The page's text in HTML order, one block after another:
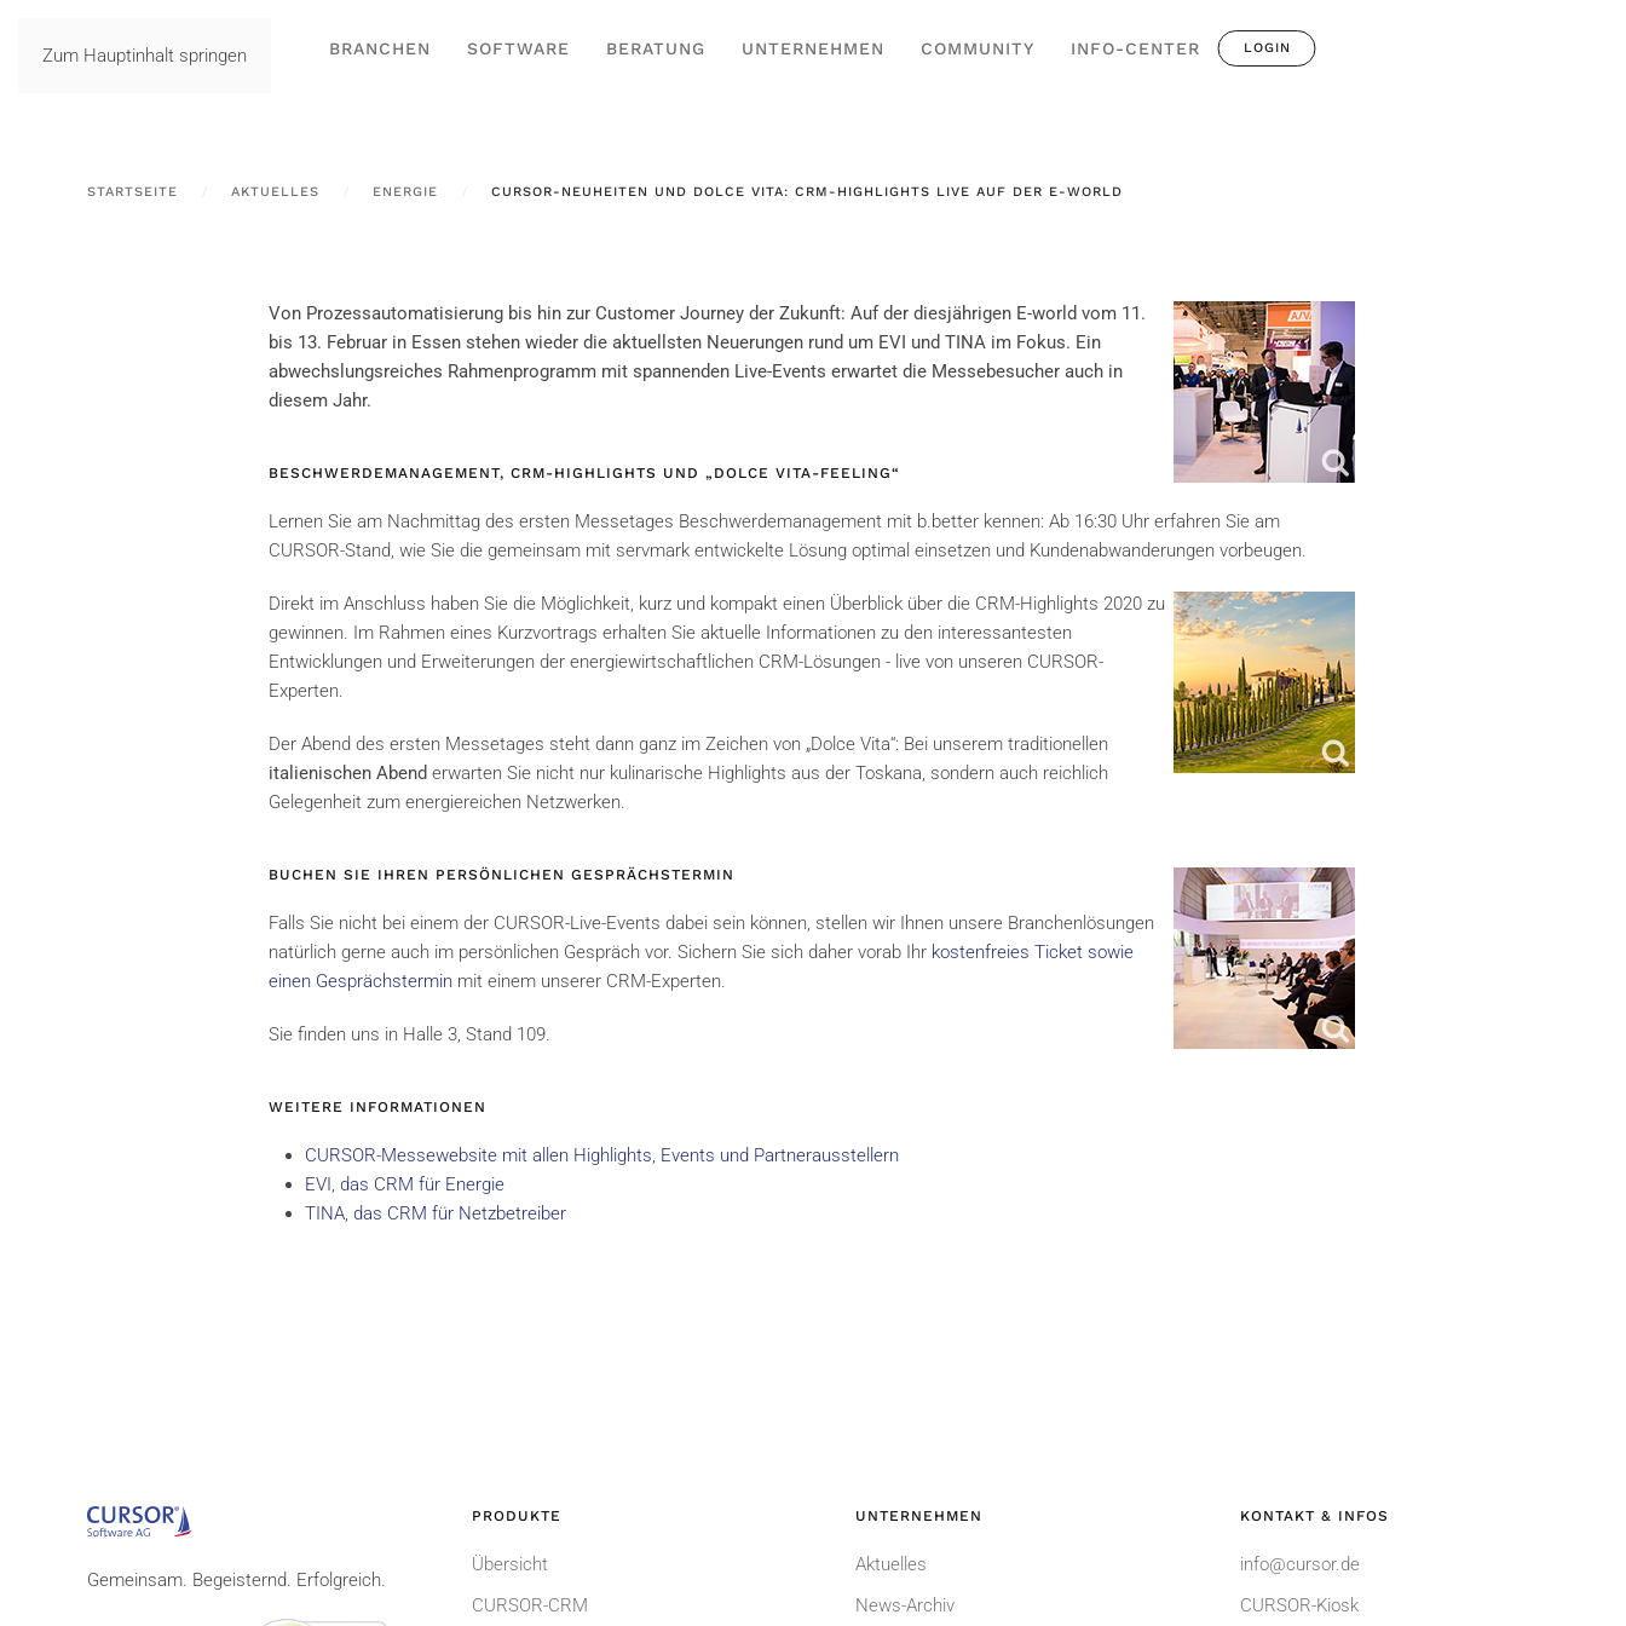
Zum Hauptinhalt springen BRANCHEN SOFTWARE BERATUNG UNTERNEHMEN COMMUNITY INFO-CENTER LOGIN
STARTSEITE AKTUELLES ENERGIE CURSOR-NEUHEITEN UND DOLCE VITA: CRM-HIGHLIGHTS LIVE AUF DER E-WORLD
Von Prozessautomatisierung bis hin zur Customer Journey der Zukunft: Auf der diesjährigen E-world vom 11.
bis 13. Februar in Essen stehen wieder die aktuellsten Neuerungen rund um EVI und TINA im Fokus. Ein
abwechslungsreiches Rahmenprogramm mit spannenden Live-Events erwartet die Messebesucher auch in
diesem Jahr.
BESCHWERDEMANAGEMENT, CRM-HIGHLIGHTS UND „DOLCE VITA-FEELING“
Lernen Sie am Nachmittag des ersten Messetages Beschwerdemanagement mit b.better kennen: Ab 16:30 Uhr erfahren Sie am
CURSOR-Stand, wie Sie die gemeinsam mit servmark entwickelte Lösung optimal einsetzen und Kundenabwanderungen vorbeugen.
Direkt im Anschluss haben Sie die Möglichkeit, kurz und kompakt einen Überblick über die CRM-Highlights 2020 zu
gewinnen. Im Rahmen eines Kurzvortrags erhalten Sie aktuelle Informationen zu den interessantesten
Entwicklungen und Erweiterungen der energiewirtschaftlichen CRM-Lösungen - live von unseren CURSOR-
Experten.
Der Abend des ersten Messetages steht dann ganz im Zeichen von „Dolce Vita“: Bei unserem traditionellen
italienischen Abend erwarten Sie nicht nur kulinarische Highlights aus der Toskana, sondern auch reichlich
Gelegenheit zum energiereichen Netzwerken.
BUCHEN SIE IHREN PERSÖNLICHEN GESPRÄCHSTERMIN
Falls Sie nicht bei einem der CURSOR-Live-Events dabei sein können, stellen wir Ihnen unsere Branchenlösungen
natürlich gerne auch im persönlichen Gespräch vor. Sichern Sie sich daher vorab Ihr kostenfreies Ticket sowie
einen Gesprächstermin mit einem unserer CRM-Experten.
Sie finden uns in Halle 3, Stand 109.
WEITERE INFORMATIONEN
CURSOR-Messewebsite mit allen Highlights, Events und Partnerausstellern
EVI, das CRM für Energie
TINA, das CRM für Netzbetreiber
Gemeinsam. Begeisternd. Erfolgreich.
PRODUKTE
Übersicht
CURSOR-CRM
UNTERNEHMEN
Aktuelles
News-Archiv
KONTAKT & INFOS
info@cursor.de
CURSOR-Kiosk